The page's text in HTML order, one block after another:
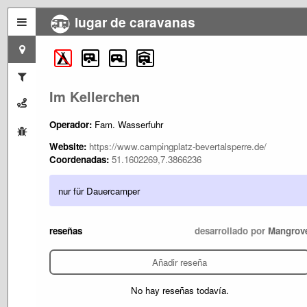
lugar de caravanas
Im Kellerchen
Operador: Fam. Wasserfuhr
Website: https://www.campingplatz-bevertalsperre.de/
Coordenadas: 51.1602269,7.3866236
nur für Dauercamper
reseñas desarrollado por
Añadir reseña
No hay reseñas todavía.